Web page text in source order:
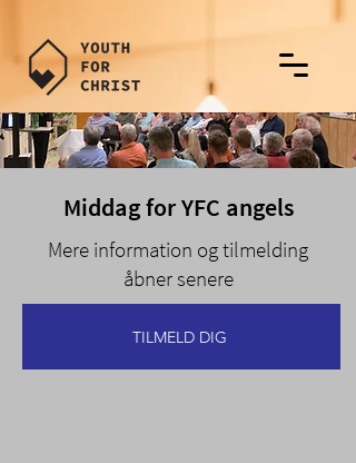
Middag for YFC angels
Mere information og tilmelding
åbner senere
TILMELD DIG